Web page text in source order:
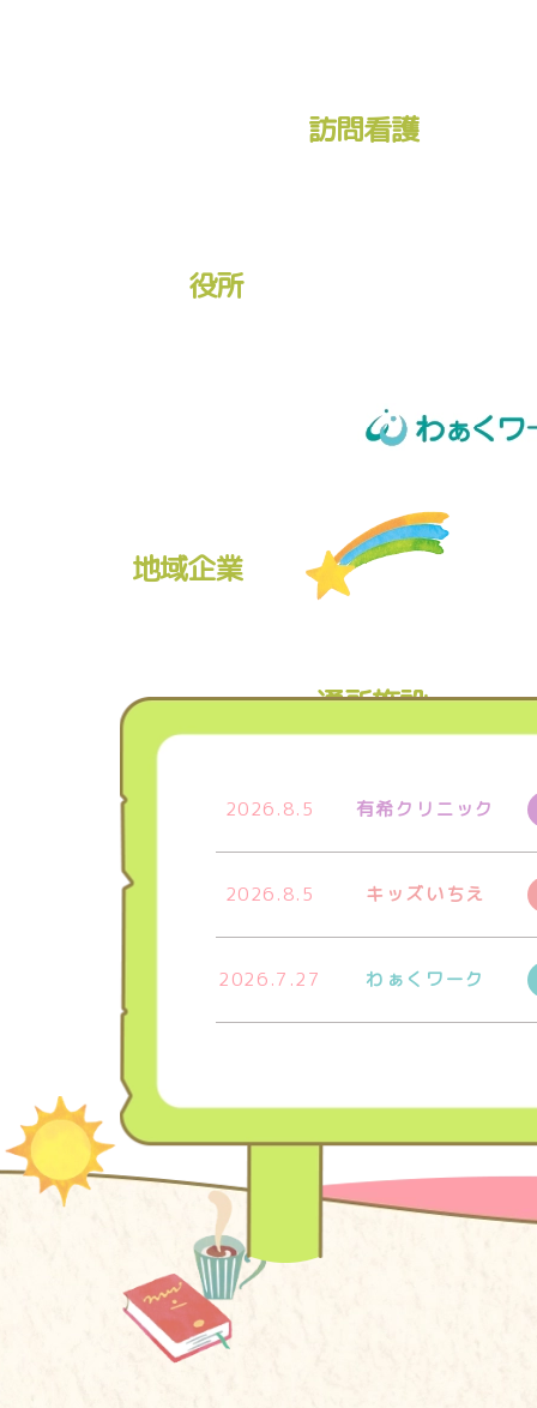
通所施設
地域企業
役所
訪問看護
2026.8.5 有希クリニック
2026.8.5 キッズいちえ
2026.7.27 わぁくワーク